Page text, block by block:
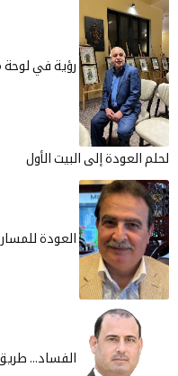
رؤية في لوحة
إلى البيت الأول
العودة للمسار
الفساد... طريق الأمم